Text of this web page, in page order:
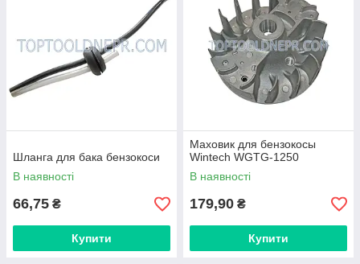
Шланга для бака бензокоси
В наявності
66,75 ₴
Купити
Маховик для бензокосы
Wintech WGTG-1250
В наявності
179,90 ₴
Купити